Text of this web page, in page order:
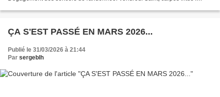
ÇA S'EST PASSÉ EN MARS 2026...
Publié le 31/03/2026 à 21:44
Par sergeblh